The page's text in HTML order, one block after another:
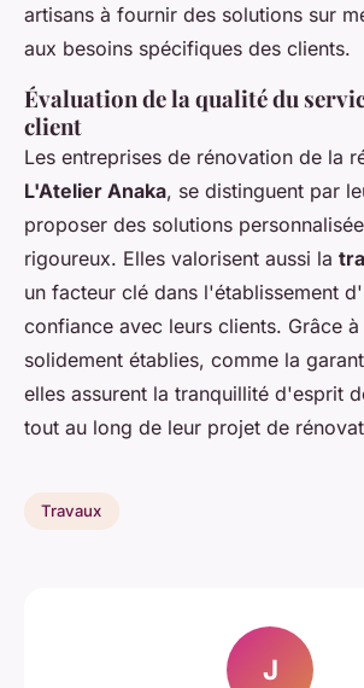
artisans à fournir des solutions sur
aux besoins spécifiques des clients.
Évaluation de la qualité du
client
Les entreprises de rénovation de la
L'Atelier Anaka, se distinguent par
proposer des solutions
rigoureux. Elles valorisent aussi la
un facteur clé dans l'établissement
confiance avec leurs clients. Grâce
solidement établies, comme la
elles assurent la tranquillité d'esprit
tout au long de leur projet de
Travaux
J